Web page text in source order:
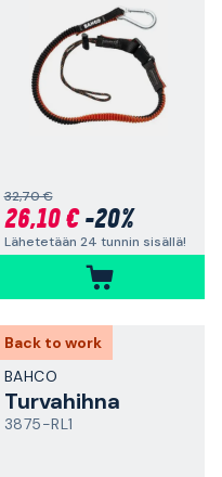
32,70 €
26,10 €-20%
Lähetetään 24 tunnin sisällä!
Back to work
BAHCO
Turvahihna
3875-RL1